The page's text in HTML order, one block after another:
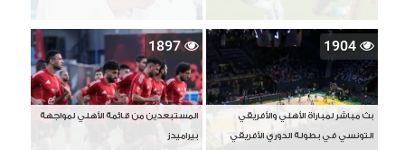
1904
بث مباشر لمباراة الأهلي والأفريقي
التونسي في بطولة الدوري الأفريقي
1897
المستبعدين من قائمة الأهلي لمواجهة
بيراميدز